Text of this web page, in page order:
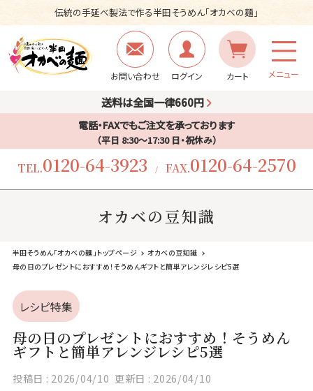
伝統の手延べ製法で作る半田そうめん「オカベの麺」
お問い合わせ ログイン カート メニュー
送料は全国一律660円
電話・FAXでもご注文を承っております
（平日 8:30〜17:30 日・祝休み）
TEL.0120-64-3923 / FAX.0120-64-2570
オカベの豆知識
半田そうめん「オカベの麺」トップページ
オカベの豆知識
母の日のプレゼントにおすすめ！そうめんギフトと簡単アレンジレシピ5選
レシピ特集
母の日のプレゼントにおすすめ！そうめん
ギフトと簡単アレンジレシピ5選
投稿日 : 2026/04/10 更新日 : 2026/04/10